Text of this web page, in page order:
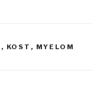
, KOST , MYELOM